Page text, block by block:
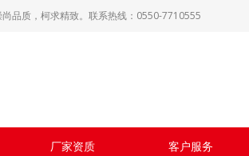
品质，柯求精致。联系热线：0550-7710555
厂家资质 客户服务